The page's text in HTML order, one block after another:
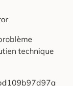
technique